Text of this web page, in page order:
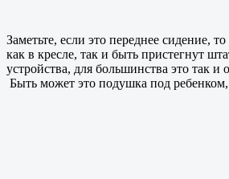
Заметьте, если это переднее сидение,
как в кресле, так и быть пристегнут
устройства, для большинства это так
Быть может это подушка под